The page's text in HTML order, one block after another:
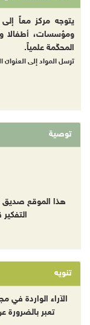
يتوجه مركز معاً إلى
ومؤسسات، أطفالا
المحكّمة علمياً.
ترسل المواد إلى العنوان
توصية
هذا الموقع صديق
تنويه
الآراء الواردة في
تعبر بالضرورة